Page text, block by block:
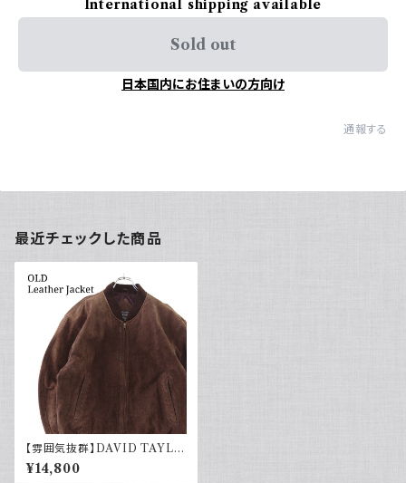
International shipping available
Sold out
日本国内にお住まいの方向け
通報する
最近チェックした商品
【雰囲気抜群】DAVID TAYLO
R ヌバックレザーブルゾンジャケ
ット 茶色
¥14,800